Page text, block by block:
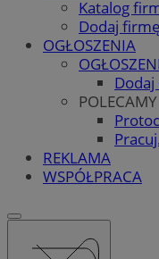
Katalog
Dodaj
OGŁOSZENIA
Dodaj
POLECAMY
REKLAMA
WSPÓŁPRACA